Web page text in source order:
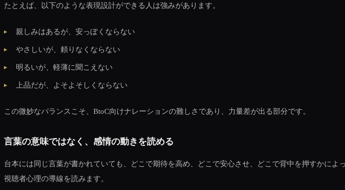
たとえば、以下のような表現設計ができる人は強みがあります。
親しみはあるが、安っぽくならない
やさしいが、頼りなくならない
明るいが、軽薄に聞こえない
上品だが、よそよそしくならない
この微妙なバランスこそ、BtoC向けナレーションの難しさであり、力量差が出る部分です。
言葉の意味ではなく、感情の動きを読める
台本には同じ言葉が書かれていても、どこで期待を高め、どこで安心させ、どこで背中を押すかに
視聴者心理の導線を読みます。